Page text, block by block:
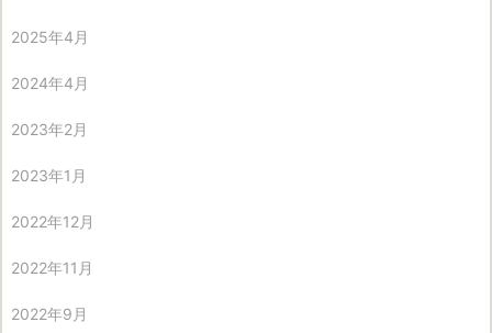
2025年4月
2024年4月
2023年2月
2023年1月
2022年12月
2022年11月
2022年9月